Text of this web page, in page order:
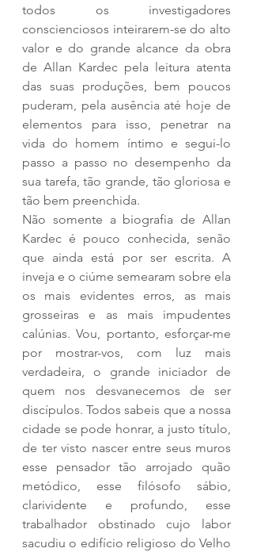
todos os investigadores
conscienciosos inteirarem-se do alto
valor e do grande alcance da obra
de Allan Kardec pela leitura atenta
das suas produções, bem poucos
puderam, pela ausência até hoje de
elementos para isso, penetrar na
vida do homem íntimo e segui-lo
passo a passo no desempenho da
sua tarefa, tão grande, tão gloriosa e
tão bem preenchida.
Não somente a biografia de Allan
Kardec é pouco conhecida, senão
que ainda está por ser escrita. A
inveja e o ciúme semearam sobre ela
os mais evidentes erros, as mais
grosseiras e as mais impudentes
calúnias. Vou, portanto, esforçar-me
por mostrar-vos, com luz mais
verdadeira, o grande iniciador de
quem nos desvanecemos de ser
discípulos. Todos sabeis que a nossa
cidade se pode honrar, a justo título,
de ter visto nascer entre seus muros
esse pensador tão arrojado quão
metódico, esse filósofo sábio,
clarividente e profundo, esse
trabalhador obstinado cujo labor
sacudiu o edifício religioso do Velho